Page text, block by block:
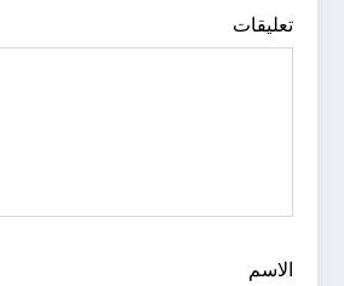
تعليقات
الاسم